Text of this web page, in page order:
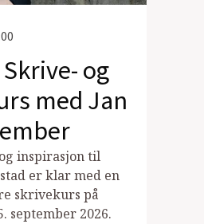
Skrive- og
med Jan
inspirasjon til
er klar med en
skrivekurs på
september 2026.